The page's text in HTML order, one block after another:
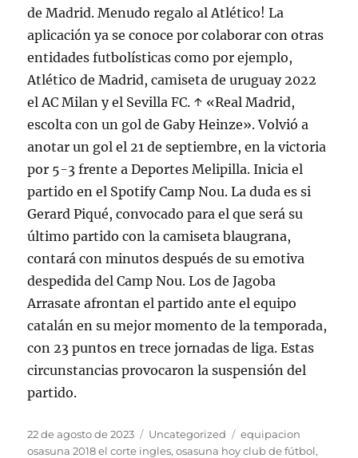
de Madrid. Menudo regalo al Atlético! La
aplicación ya se conoce por colaborar con otras
entidades futbolísticas como por ejemplo,
Atlético de Madrid, camiseta de uruguay 2022
el AC Milan y el Sevilla FC. ↑ «Real Madrid,
escolta con un gol de Gaby Heinze». Volvió a
anotar un gol el 21 de septiembre, en la victoria
por 5-3 frente a Deportes Melipilla. Inicia el
partido en el Spotify Camp Nou. La duda es si
Gerard Piqué, convocado para el que será su
último partido con la camiseta blaugrana,
contará con minutos después de su emotiva
despedida del Camp Nou. Los de Jagoba
Arrasate afrontan el partido ante el equipo
catalán en su mejor momento de la temporada,
con 23 puntos en trece jornadas de liga. Estas
circunstancias provocaron la suspensión del
partido.
Publicado
el
22 de agosto de 2023 Categorías
Uncategorized Etiquetas
equipacion
osasuna 2018 el corte ingles,osasuna hoy club de fútbol,